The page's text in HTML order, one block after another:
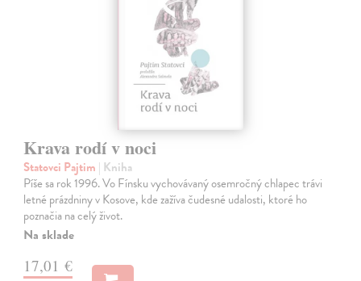
Krava rodí v noci
Statovci Pajtim | Kniha
Píše sa rok 1996. Vo Fínsku vychovávaný osemročný chlapec trávi
letné prázdniny v Kosove, kde zažíva čudesné udalosti, ktoré ho
poznačia na celý život.
Na sklade
17,01 €